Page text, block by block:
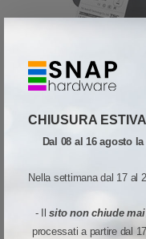
CHIUSURA ESTIVA
Dal 08 al 16 agosto
Nella settimana dal 17 al
- Ilsito non chiude mai
processati a partire dal
Stampante di etichette
Stampante compatta da
Risoluzione di stampa: 12 dot/mm
Cartellini, Etichette,
Quota Wish